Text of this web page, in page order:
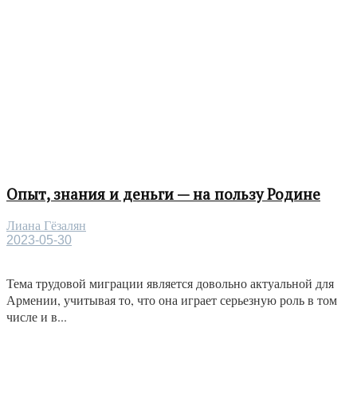
Опыт, знания и деньги — на пользу Родине
Лиана Гёзалян
2023-05-30
Тема трудовой миграции является довольно актуальной для
Армении, учитывая то, что она играет серьезную роль в том
числе и в...